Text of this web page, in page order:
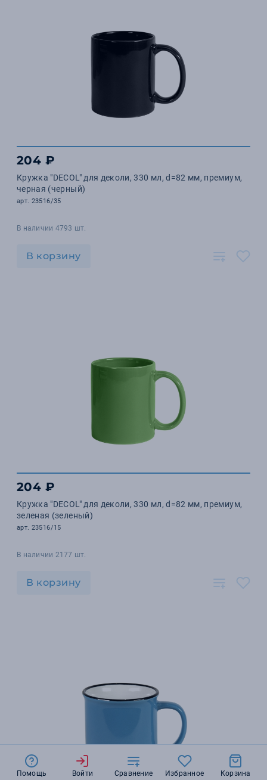
204 ₽
Кружка "DECOL" для деколи, 330 мл, d=82 мм, премиум,
черная (черный)
арт. 23516/35
В наличии 4793 шт.
В корзину
204 ₽
Кружка "DECOL" для деколи, 330 мл, d=82 мм, премиум,
зеленая (зеленый)
арт. 23516/15
В наличии 2177 шт.
В корзину
Помощь Войти Сравнение Избранное Корзина